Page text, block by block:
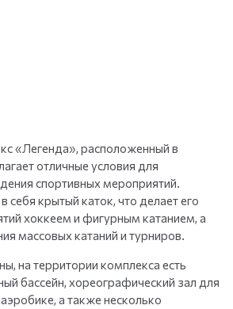
«Легенда», расположенный в
отличные условия для
спортивных мероприятий.
себя крытый каток, что делает его
хоккеем и фигурным катанием, а
массовых катаний и турниров.
на территории комплекса есть
бассейн, хореографический зал для
а также несколько